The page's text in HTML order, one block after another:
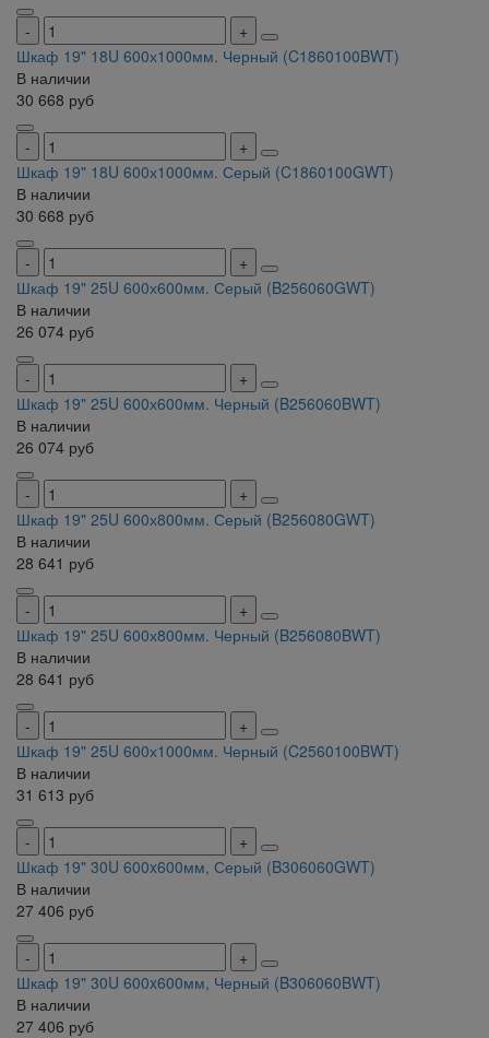
Шкаф 19" 18U 600х1000мм. Черный (C1860100BWT)
В наличии
30 668 руб
Шкаф 19" 18U 600х1000мм. Серый (C1860100GWT)
В наличии
30 668 руб
Шкаф 19" 25U 600х600мм. Серый (B256060GWT)
В наличии
26 074 руб
Шкаф 19" 25U 600х600мм. Черный (B256060BWT)
В наличии
26 074 руб
Шкаф 19" 25U 600х800мм. Серый (B256080GWT)
В наличии
28 641 руб
Шкаф 19" 25U 600х800мм. Черный (B256080BWT)
В наличии
28 641 руб
Шкаф 19" 25U 600х1000мм. Черный (C2560100BWT)
В наличии
31 613 руб
Шкаф 19" 30U 600x600мм, Серый (B306060GWT)
В наличии
27 406 руб
Шкаф 19" 30U 600x600мм, Черный (B306060BWT)
В наличии
27 406 руб